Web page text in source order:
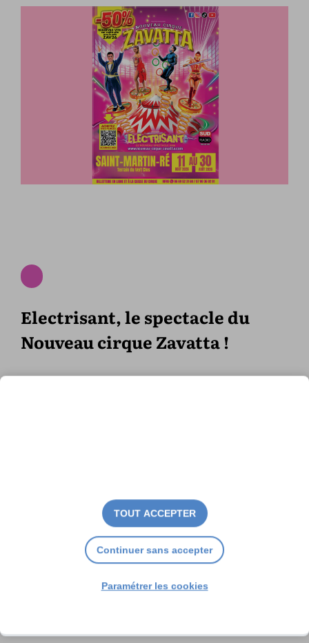
Electrisant, le spectacle du
Nouveau cirque Zavatta !
TOUT ACCEPTER
Continuer sans accepter
Paramétrer les cookies